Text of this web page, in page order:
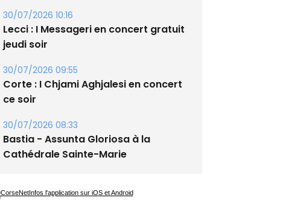
30/07/2026 10:16
Lecci : I Messageri en concert gratuit
jeudi soir
30/07/2026 09:55
Corte : I Chjami Aghjalesi en concert
ce soir
30/07/2026 08:33
Bastia - Assunta Gloriosa à la
Cathédrale Sainte-Marie